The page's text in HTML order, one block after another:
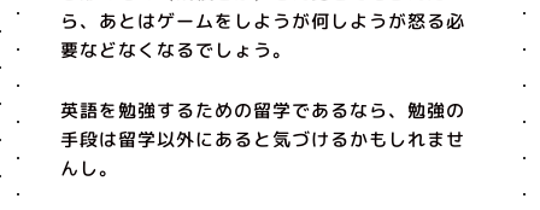
ら、あとはゲームをしようが何しようが怒る必
要などなくなるでしょう。
英語を勉強するための留学であるなら、勉強の
手段は留学以外にあると気づけるかもしれませ
んし。